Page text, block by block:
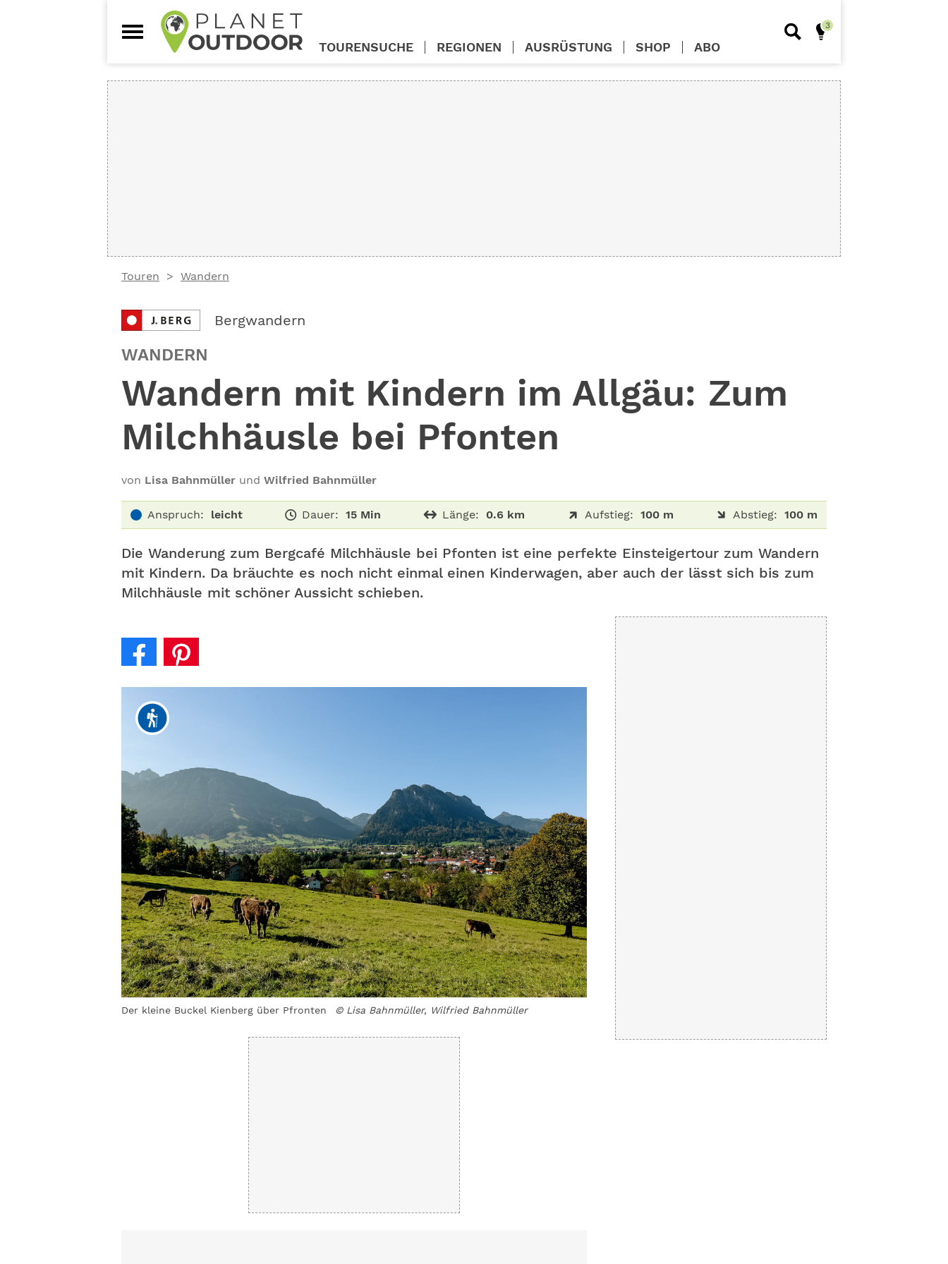
Touren Wandern
Bergwandern
WANDERN
Wandern mit Kindern im Allgäu: Zum
Milchhäusle bei Pfonten
von Lisa Bahnmüller und Wilfried Bahnmüller
Anspruch: leicht Dauer: 15 Min Länge: 0.6 km Aufstieg: 100 m Abstieg: 100 m
Die Wanderung zum Bergcafé Milchhäusle bei Pfonten ist eine perfekte Einsteigertour zum Wandern
mit Kindern. Da bräuchte es noch nicht einmal einen Kinderwagen, aber auch der lässt sich bis zum
Milchhäusle mit schöner Aussicht schieben.
Der kleine Buckel Kienberg über Pfronten © Lisa Bahnmüller, Wilfried Bahnmüller
TOURENSUCHE REGIONEN AUSRÜSTUNG SHOP ABO